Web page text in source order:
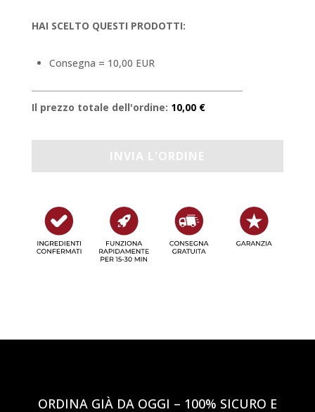
HAI SCELTO QUESTI PRODOTTI:
Consegna = 10,00 EUR
Il prezzo totale dell'ordine: 10,00 €
ORDINA GIÀ DA OGGI – 100% SICURO E